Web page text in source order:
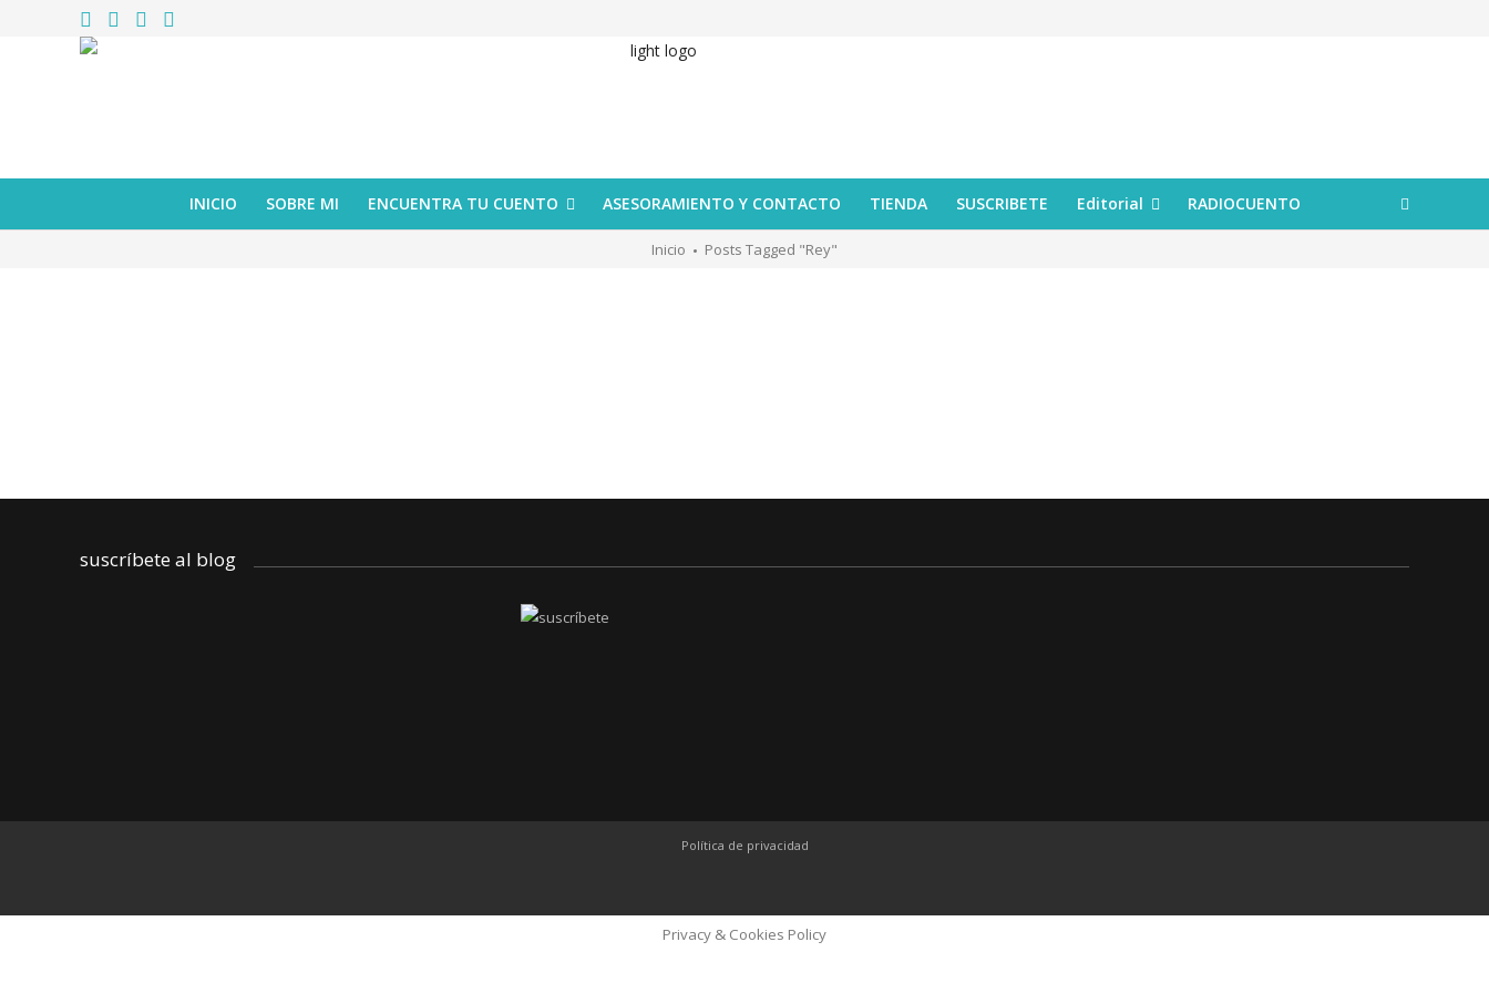
INICIO SOBRE MI ENCUENTRA TU CUENTO ASESORAMIENTO Y CONTACTO TIENDA SUSCRIBETE Editorial RADIOCUENTO
Inicio Posts Tagged "rey"
suscríbete al blog
Política de privacidad
Privacy & Cookies Policy